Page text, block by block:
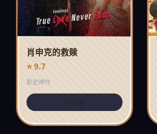
肖申克的救赎
⭐ 9.7
影史神作
📖 想看